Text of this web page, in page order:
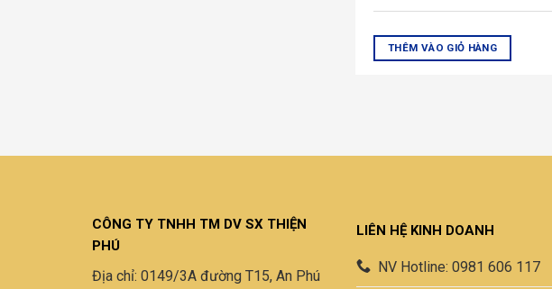
THÊM VÀO GIỎ HÀNG
CÔNG TY TNHH TM DV SX THIỆN
PHÚ
Địa chỉ: 0149/3A đường T15, An Phú
LIÊN HỆ KINH DOANH
NV Hotline: 0981 606 117